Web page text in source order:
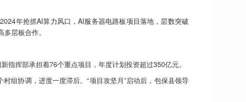
年抢抓AI算力风口，AI服务器电路板项目落地，层数突破
层板合作。
挥部承担着76个重点项目，年度计划投资超过350亿元。
协调，进度一度滞后。“项目攻坚月”启动后，包保县领导